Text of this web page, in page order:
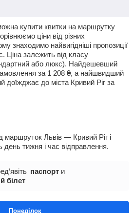
купити квитки на маршрутку
ціни від різних
знаходимо найвигідніші пропозиції
Ціна залежить від класу
або люкс). Найдешевший
за 1 208 ₴, а найшвидший
доїжджає до міста Кривий Ріг за
маршруток Львів — Кривий Ріг і
день тижня і час відправлення.
паспорт и
білет
Понеділок